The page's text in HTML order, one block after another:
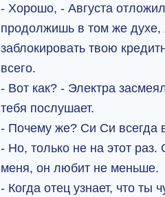
- Хорошо, - Августа
продолжишь в том же духе,
заблокировать твою
всего.
- Вот как? - Электра
тебя послушает.
- Почему же? Си Си всегда
- Но, только не на этот
меня, он любит не меньше.
- Когда отец узнает, что